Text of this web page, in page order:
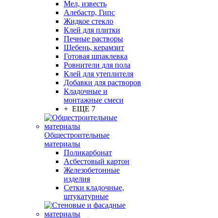
Мел, известь
Алебастр, Гипс
Жидкое стекло
Клей для плитки
Печные растворы
Щебень, керамзит
Готовая шпаклевка
Ровнители для пола
Клей для утеплителя
Добавки для растворов
Кладочные и
монтажные смеси
+ ЕЩЕ 7
Общестроительные
материалы
Поликарбонат
Асбестовый картон
Железобетонные
изделия
Сетки кладочные,
штукатурные